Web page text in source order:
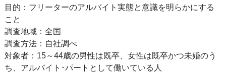
目的：フリーターのアルバイト実態と意識を明らかにする
こと
調査地域：全国
調査方法：自社調べ
対象者：15～44歳の男性は既卒、女性は既卒かつ未婚のう
ち、アルバイト･パートとして働いている人